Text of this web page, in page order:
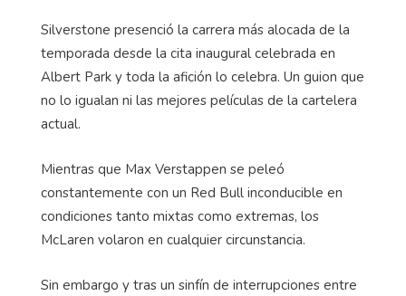
Silverstone presenció la carrera más alocada de la
temporada desde la cita inaugural celebrada en
Albert Park y toda la afición lo celebra. Un guion que
no lo igualan ni las mejores películas de la cartelera
actual.
Mientras que Max Verstappen se peleó
constantemente con un Red Bull inconducible en
condiciones tanto mixtas como extremas, los
McLaren volaron en cualquier circunstancia.
Sin embargo y tras un sinfín de interrupciones entre